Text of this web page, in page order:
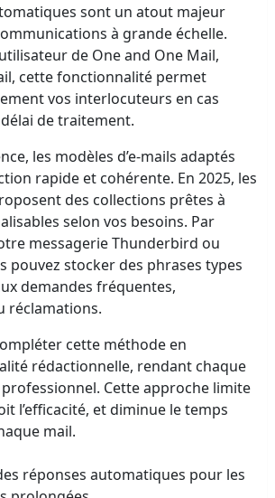
sont un atout majeur
à grande échelle.
de One and One Mail,
cette fonctionnalité permet
vos interlocuteurs en cas
délai de traitement.
les modèles d’e-mails adaptés
rapide et cohérente. En 2025, les
des collections prêtes à
selon vos besoins. Par
messagerie Thunderbird ou
pouvez stocker des phrases types
demandes fréquentes,
réclamations.
cette méthode en
rédactionnelle, rendant chaque
Cette approche limite
l’efficacité, et diminue le temps
mail.
réponses automatiques pour les